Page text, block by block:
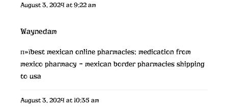
August 3, 2024 at 9:22 am
Waynedam
п»їbest mexican online pharmacies: medication from
mexico pharmacy – mexican border pharmacies shipping
to usa
August 3, 2024 at 10:35 am